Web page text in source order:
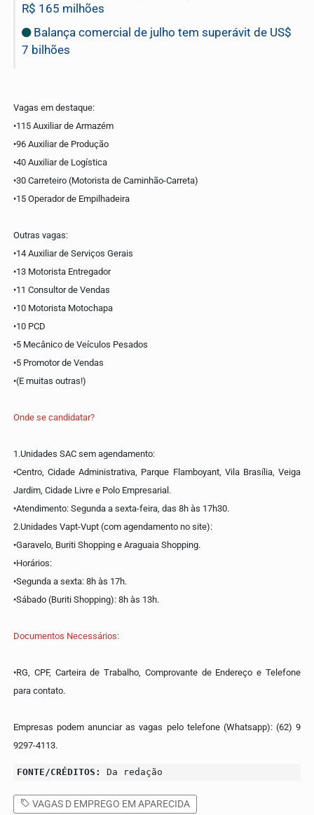
R$ 165 milhões
Balança comercial de julho tem superávit de US$
7 bilhões
Vagas em destaque:
•115 Auxiliar de Armazém
•96 Auxiliar de Produção
•40 Auxiliar de Logística
•30 Carreteiro (Motorista de Caminhão-Carreta)
•15 Operador de Empilhadeira
Outras vagas:
•14 Auxiliar de Serviços Gerais
•13 Motorista Entregador
•11 Consultor de Vendas
•10 Motorista Motochapa
•10 PCD
•5 Mecânico de Veículos Pesados
•5 Promotor de Vendas
•(E muitas outras!)
Onde se candidatar?
1.Unidades SAC sem agendamento:
•Centro, Cidade Administrativa, Parque Flamboyant, Vila Brasília, Veiga
Jardim, Cidade Livre e Polo Empresarial.
•Atendimento: Segunda a sexta-feira, das 8h às 17h30.
2.Unidades Vapt-Vupt (com agendamento no site):
•Garavelo, Buriti Shopping e Araguaia Shopping.
•Horários:
•Segunda a sexta: 8h às 17h.
•Sábado (Buriti Shopping): 8h às 13h.
Documentos Necessários:
•RG, CPF, Carteira de Trabalho, Comprovante de Endereço e Telefone
para contato.
Empresas podem anunciar as vagas pelo telefone (Whatsapp): (62) 9
9297-4113.
FONTE/CRÉDITOS: Da redação
VAGAS D EMPREGO EM APARECIDA